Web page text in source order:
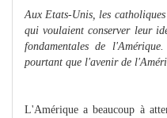
Aux Etats-Unis, les catholiques
qui voulaient conserver leur
fondamentales de
pourtant que l'avenir de
L'Amérique a beaucoup à